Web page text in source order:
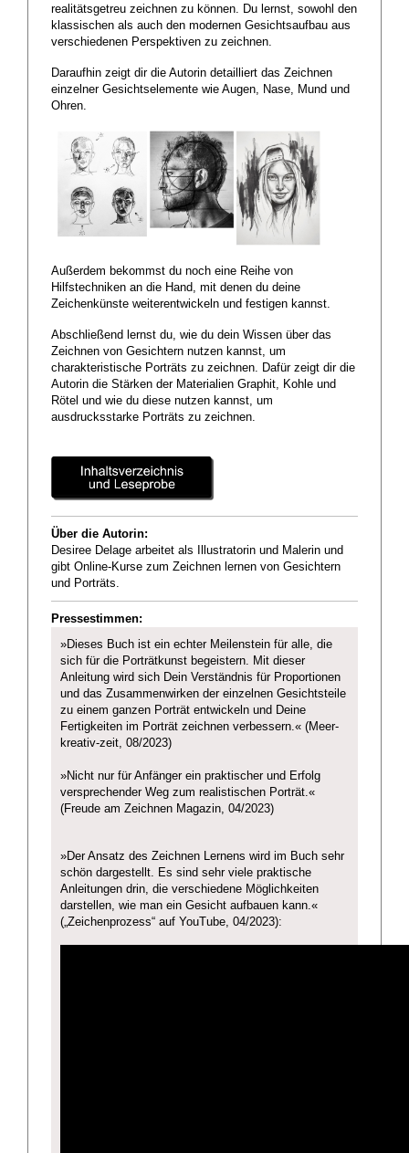
realitätsgetreu zeichnen zu können. Du lernst, sowohl den
klassischen als auch den modernen Gesichtsaufbau aus
verschiedenen Perspektiven zu zeichnen.
Daraufhin zeigt dir die Autorin detailliert das Zeichnen
einzelner Gesichtselemente wie Augen, Nase, Mund und
Ohren.
Außerdem bekommst du noch eine Reihe von
Hilfstechniken an die Hand, mit denen du deine
Zeichenkünste weiterentwickeln und festigen kannst.
Abschließend lernst du, wie du dein Wissen über das
Zeichnen von Gesichtern nutzen kannst, um
charakteristische Porträts zu zeichnen. Dafür zeigt dir die
Autorin die Stärken der Materialien Graphit, Kohle und
Rötel und wie du diese nutzen kannst, um
ausdrucksstarke Porträts zu zeichnen.
Über die Autorin:
Desiree Delage arbeitet als Illustratorin und Malerin und
gibt Online-Kurse zum Zeichnen lernen von Gesichtern
und Porträts.
Pressestimmen:
»Dieses Buch ist ein echter Meilenstein für alle, die
sich für die Porträtkunst begeistern. Mit dieser
Anleitung wird sich Dein Verständnis für Proportionen
und das Zusammenwirken der einzelnen Gesichtsteile
zu einem ganzen Porträt entwickeln und Deine
Fertigkeiten im Porträt zeichnen verbessern.« (Meer-
kreativ-zeit, 08/2023)
»Nicht nur für Anfänger ein praktischer und Erfolg
versprechender Weg zum realistischen Porträt.«
(Freude am Zeichnen Magazin, 04/2023)
»Der Ansatz des Zeichnen Lernens wird im Buch sehr
schön dargestellt. Es sind sehr viele praktische
Anleitungen drin, die verschiedene Möglichkeiten
darstellen, wie man ein Gesicht aufbauen kann.«
(„Zeichenprozess“ auf YouTube, 04/2023):